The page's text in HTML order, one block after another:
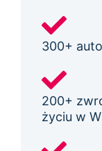
300+
200+
życiu w